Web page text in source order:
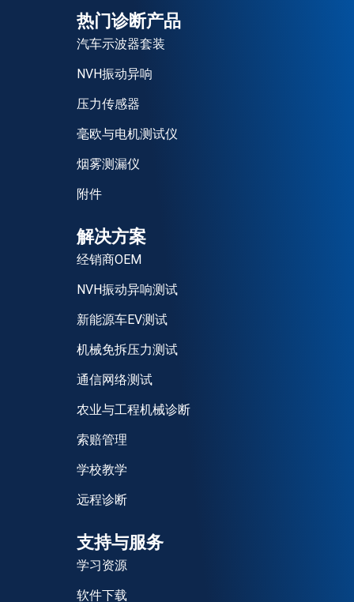
热门诊断产品
汽车示波器套装
NVH振动异响
压力传感器
毫欧与电机测试仪
烟雾测漏仪
附件
解决方案
经销商OEM
NVH振动异响测试
新能源车EV测试
机械免拆压力测试
通信网络测试
农业与工程机械诊断
索赔管理
学校教学
远程诊断
支持与服务
学习资源
软件下载